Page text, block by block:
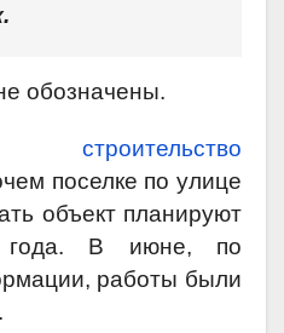
обозначены.
строительство
поселке по улице
объект планируют
года. В июне, по
работы были
.